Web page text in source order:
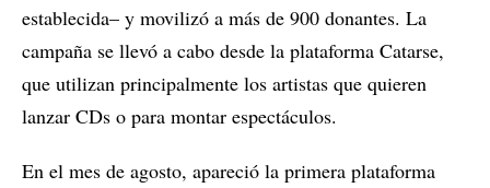
establecida– y movilizó a más de 900 donantes. La
campaña se llevó a cabo desde la plataforma Catarse,
que utilizan principalmente los artistas que quieren
lanzar CDs o para montar espectáculos.
En el mes de agosto, apareció la primera plataforma